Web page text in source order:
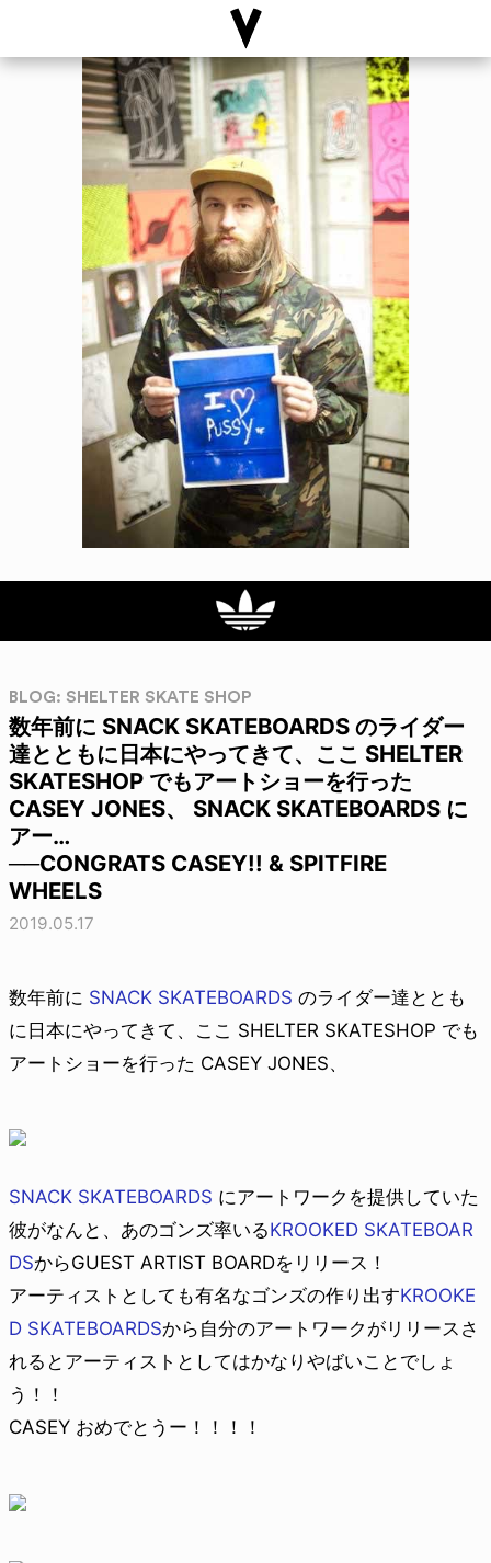
BLOG: SHELTER SKATE SHOP
数年前に SNACK SKATEBOARDS のライダー
達とともに日本にやってきて、ここ SHELTER
SKATESHOP でもアートショーを行った
CASEY JONES、 SNACK SKATEBOARDS に
アー…
──CONGRATS CASEY!! & SPITFIRE
WHEELS
2019.05.17
数年前に SNACK SKATEBOARDS のライダー達ととも
に日本にやってきて、ここ SHELTER SKATESHOP でも
アートショーを行った CASEY JONES、
SNACK SKATEBOARDS にアートワークを提供していた
彼がなんと、あのゴンズ率いるKROOKED SKATEBOAR
DSからGUEST ARTIST BOARDをリリース！
アーティストとしても有名なゴンズの作り出すKROOKE
D SKATEBOARDSから自分のアートワークがリリースさ
れるとアーティストとしてはかなりやばいことでしょ
う！！
CASEY おめでとうー！！！！